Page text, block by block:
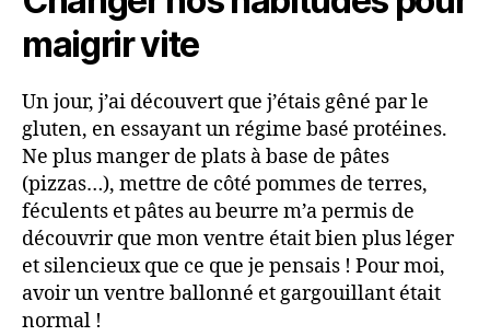
maigrir vite
Un jour, j’ai découvert que j’étais gêné par le
gluten, en essayant un régime basé protéines.
Ne plus manger de plats à base de pâtes
(pizzas…), mettre de côté pommes de terres,
féculents et pâtes au beurre m’a permis de
découvrir que mon ventre était bien plus léger
et silencieux que ce que je pensais ! Pour moi,
avoir un ventre ballonné et gargouillant était
normal !